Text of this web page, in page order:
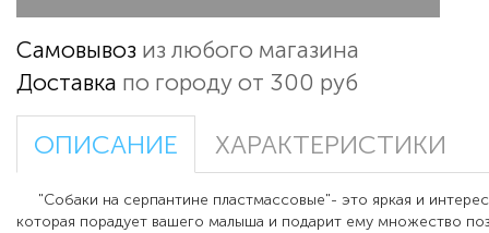
Самовывоз из любого магазина
Доставка по городу от 300 руб
ОПИСАНИЕ ХАРАКТЕРИСТИКИ
"Собаки на серпантине пластмассовые"- это яркая и
которая порадует вашего малыша и подарит ему множество